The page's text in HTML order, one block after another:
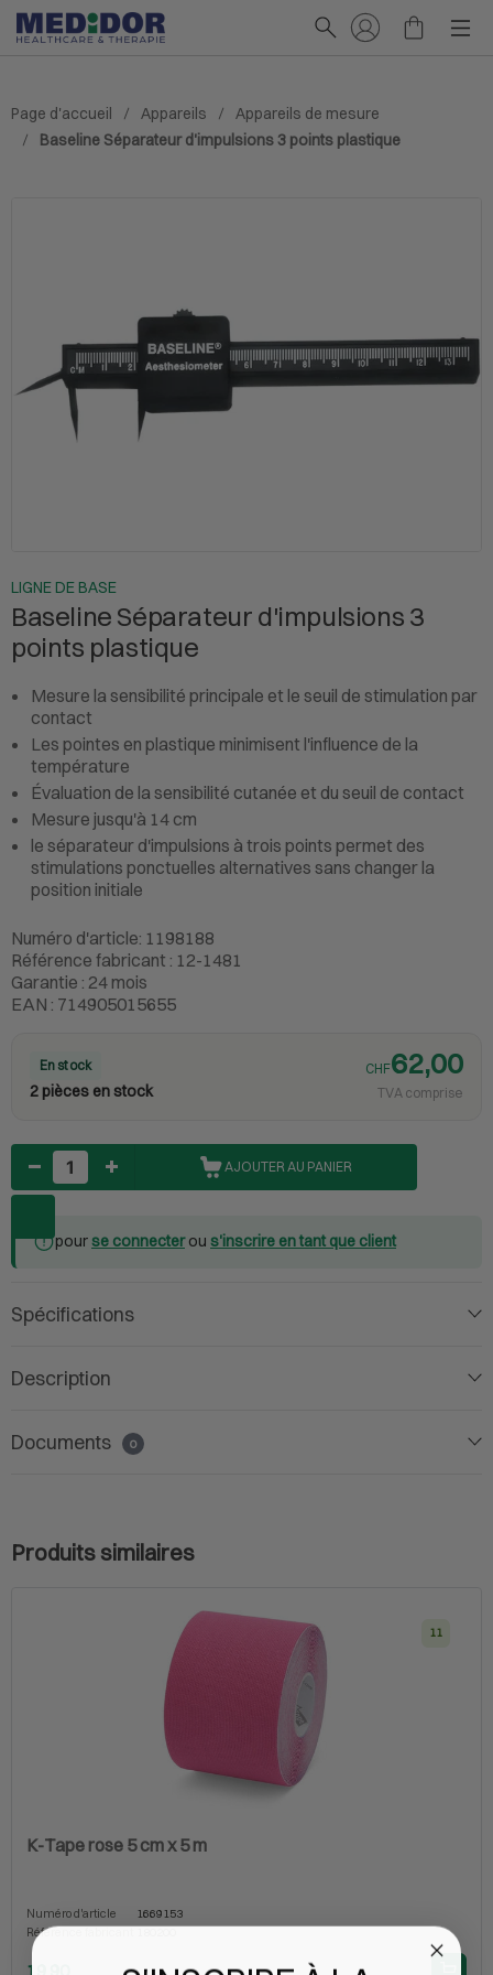
Page d'accueil Appareils
Appareils de mesure
Baseline Séparateur d'impulsions 3 points plastique
LIGNE DE BASE
Baseline Séparateur d'impulsions 3
points plastique
Mesure la sensibilité principale et le seuil de stimulation par
contact
Les pointes en plastique minimisent l'influence de la
température
Évaluation de la sensibilité cutanée et du seuil de contact
Mesure jusqu'à 14 cm
le séparateur d'impulsions à trois points permet des
stimulations ponctuelles alternatives sans changer la
position initiale
Numéro d'article: 1198188
Référence fabricant : 12-1481
Garantie : 24 mois
EAN : 714905015655
En stock
2 pièces en stock
CHF62,00
TVA comprise
Nombre
AJOUTER AU PANIER
pourse connecterou s'inscrire en tant que client
Spécifications
Description
Documents 0
Produits similaires
11
K-Tape rose 5 cm x 5 m
Numéro d'article
1669153
Référence fabricant
19.90